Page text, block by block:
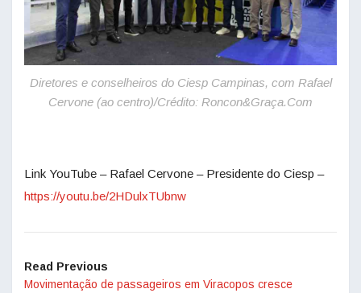
Diretores e conselheiros do Ciesp Campinas, com Rafael
Cervone (ao centro)/Crédito: Roncon&Graça.Com
Link YouTube – Rafael Cervone – Presidente do Ciesp –
https://youtu.be/2HDulxTUbnw
Read Previous
Movimentação de passageiros em Viracopos cresce